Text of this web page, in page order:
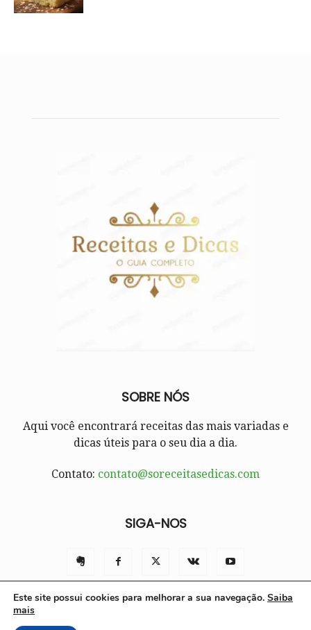
SOBRE NÓS
Aqui você encontrará receitas das mais variadas e
dicas úteis para o seu dia a dia.
Contato: contato@soreceitasedicas.com
SIGA-NOS
Este site possui cookies para melhorar a sua navegação. Saiba
mais